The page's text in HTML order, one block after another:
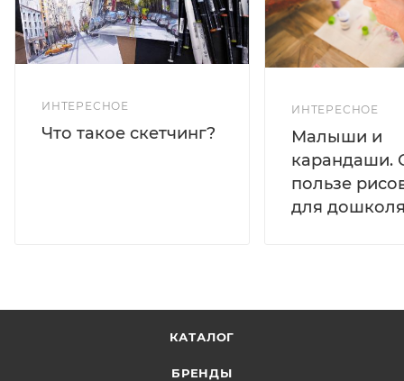
ИНТЕРЕСНОЕ
Что такое скетчинг?
ИНТЕРЕСНОЕ
Малыши и
карандаши.
пользе
для
КАТАЛОГ
БРЕНДЫ